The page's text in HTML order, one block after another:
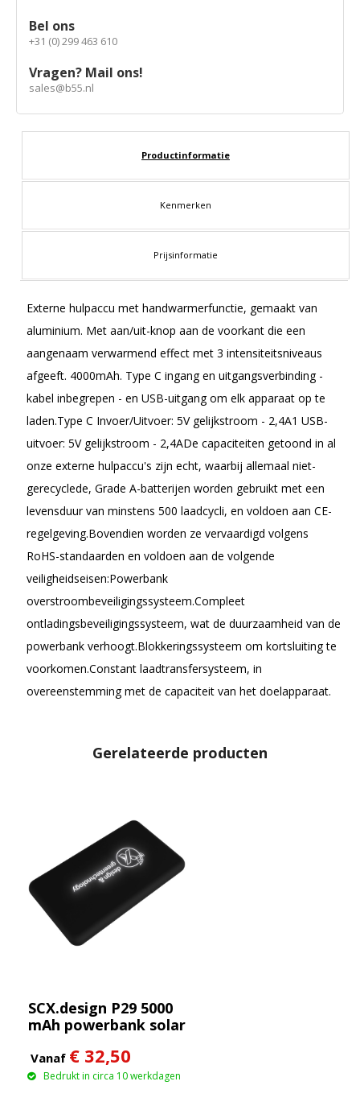
Bel ons
+31 (0) 299 463 610
Vragen? Mail ons!
sales@b55.nl
Productinformatie
Kenmerken
Prijsinformatie
Externe hulpaccu met handwarmerfunctie, gemaakt van
aluminium. Met aan/uit-knop aan de voorkant die een
aangenaam verwarmend effect met 3 intensiteitsniveaus
afgeeft. 4000mAh. Type C ingang en uitgangsverbinding -
kabel inbegrepen - en USB-uitgang om elk apparaat op te
laden.Type C Invoer/Uitvoer: 5V gelijkstroom - 2,4A1 USB-
uitvoer: 5V gelijkstroom - 2,4ADe capaciteiten getoond in al
onze externe hulpaccu's zijn echt, waarbij allemaal niet-
gerecyclede, Grade A-batterijen worden gebruikt met een
levensduur van minstens 500 laadcycli, en voldoen aan CE-
regelgeving.Bovendien worden ze vervaardigd volgens
RoHS-standaarden en voldoen aan de volgende
veiligheidseisen:Powerbank
overstroombeveiligingssysteem.Compleet
ontladingsbeveiligingssysteem, wat de duurzaamheid van de
powerbank verhoogt.Blokkeringssysteem om kortsluiting te
voorkomen.Constant laadtransfersysteem, in
overeenstemming met de capaciteit van het doelapparaat.
Gerelateerde producten
SCX.design P29 5000
mAh powerbank solar
Vanaf € 32,50
Bedrukt in circa 10 werkdagen